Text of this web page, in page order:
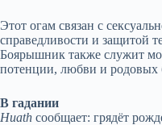
Этот огам связан с
справедливости и защитой
Боярышник также служит
потенции, любви и родовых
В гадании
Huath сообщает: грядёт